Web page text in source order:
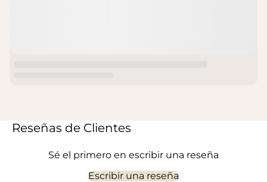
Reseñas de Clientes
Sé el primero en escribir una reseña
Escribir una reseña